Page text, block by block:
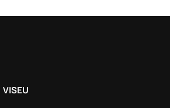
VISEU